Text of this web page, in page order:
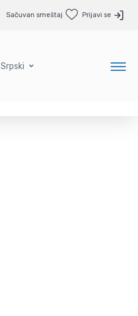
Sačuvan smeštaj Prijavi se
Srpski